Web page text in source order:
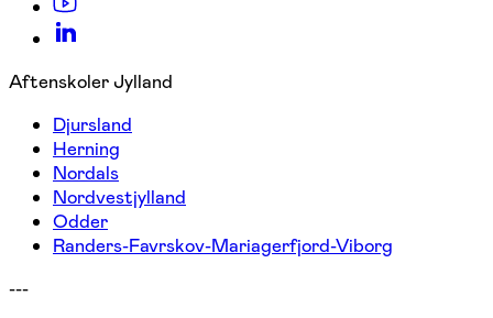
Aftenskoler Jylland
Djursland
Herning
Nordals
Nordvestjylland
Odder
Randers-Favrskov-Mariagerfjord-Viborg
---